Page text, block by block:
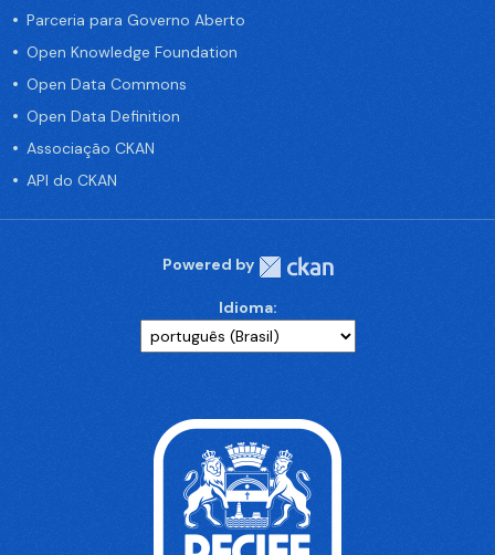
Parceria para Governo Aberto
Open Knowledge Foundation
Open Data Commons
Open Data Definition
Associação CKAN
API do CKAN
Powered by
Idioma